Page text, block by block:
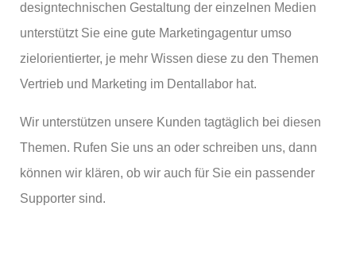
designtechnischen Gestaltung der einzelnen Medien
unterstützt Sie eine gute Marketingagentur umso
zielorientierter, je mehr Wissen diese zu den Themen
Vertrieb und Marketing im Dentallabor hat.
Wir unterstützen unsere Kunden tagtäglich bei diesen
Themen. Rufen Sie uns an oder schreiben uns, dann
können wir klären, ob wir auch für Sie ein passender
Supporter sind.